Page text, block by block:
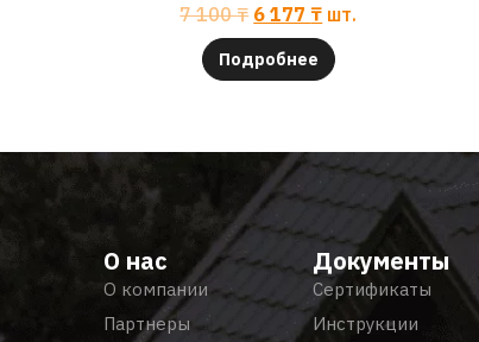
7 100₸ 6 177 ₸ шт.
Подробнее
О нас
О компании
Партнеры
Документы
Сертификаты
Инструкции